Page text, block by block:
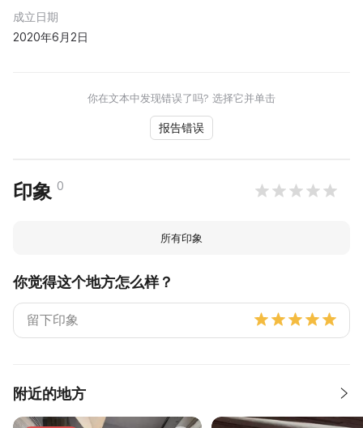
成立日期
2020年6月2日
你在文本中发现错误了吗? 选择它并单击
报告错误
印象 0
所有印象
你觉得这个地方怎么样？
附近的地方